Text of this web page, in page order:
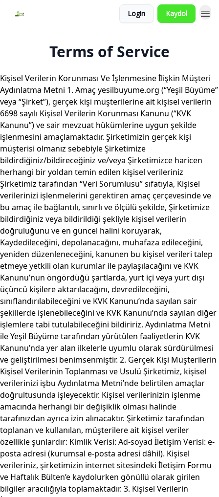
Login Kaydol
Terms of Service
Ki̇şi̇sel Veri̇leri̇n Korunması Ve İşlenmesi̇ne İli̇şki̇n Müşteri̇
Aydınlatma Metni̇ 1. Amaç yesilbuyume.org (“Yeşil Büyüme”
veya “Şirket”), gerçek kişi müşterilerine ait kişisel verilerin
6698 sayılı Kişisel Verilerin Korunması Kanunu (“KVK
Kanunu”) ve sair mevzuat hükümlerine uygun şekilde
işlenmesini amaçlamaktadır. Şirketimizin gerçek kişi
müşterisi olmanız sebebiyle Şirketimize
bildirdiğiniz/bildireceğiniz ve/veya Şirketimizce haricen
herhangi bir yoldan temin edilen kişisel verileriniz
Şirketimiz tarafından “Veri Sorumlusu” sıfatıyla, Kişisel
verilerinizi işlenmelerini gerektiren amaç çerçevesinde ve
bu amaç ile bağlantılı, sınırlı ve ölçülü şekilde, Şirketimize
bildirdiğiniz veya bildirildiği şekliyle kişisel verilerin
doğruluğunu ve en güncel halini koruyarak,
Kaydedileceğini, depolanacağını, muhafaza edileceğini,
yeniden düzenleneceğini, kanunen bu kişisel verileri talep
etmeye yetkili olan kurumlar ile paylaşılacağını ve KVK
Kanunu’nun öngördüğü şartlarda, yurt içi veya yurt dışı
üçüncü kişilere aktarılacağını, devredileceğini,
sınıflandırılabileceğini ve KVK Kanunu’nda sayılan sair
şekillerde işlenebileceğini ve KVK Kanunu’nda sayılan diğer
işlemlere tabi tutulabileceğini bildiririz. Aydınlatma Metni
ile Yeşil Büyüme tarafından yürütülen faaliyetlerin KVK
Kanunu’nda yer alan ilkelerle uyumlu olarak sürdürülmesi
ve geliştirilmesi benimsenmiştir. 2. Gerçek Kişi Müşterilerin
Kişisel Verilerinin Toplanması ve Usulü Şirketimiz, kişisel
verilerinizi işbu Aydınlatma Metni’nde belirtilen amaçlar
doğrultusunda işleyecektir. Kişisel verilerinizin işlenme
amacında herhangi bir değişiklik olması halinde
tarafınızdan ayrıca izin alınacaktır. Şirketimiz tarafından
toplanan ve kullanılan, müşterilere ait kişisel veriler
özellikle şunlardır: Kimlik Verisi: Ad-soyad İletişim Verisi: e-
posta adresi (kurumsal e-posta adresi dâhil). Kişisel
verileriniz, şirketimizin internet sitesindeki İletişim Formu
ve Haftalık Bülten’e kaydolurken gönüllü olarak girilen
bilgiler aracılığıyla toplamaktadır. 3. Kişisel Verilerin